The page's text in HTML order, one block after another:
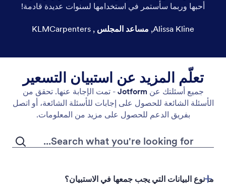
أحبها وربما سأستمر في استخدامها لسنوات عديدة قادمة!
Alissa Kline
, مساعد المجلس ,
KLMCarpenters
تعلّم المزيد عن استبيان التسعير
جميع أسئلتك عنJotform - تمت الإجابة عنها. تحقق من
الأسئلة الشائعة للحصول على إجابات للأسئلة الشائعة، أو اتصل
بفريق الدعم للحصول على مزيد من المعلومات.
ما نوع البيانات التي يجب جمعها في الاستبيان؟